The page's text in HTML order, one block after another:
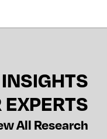
All Research